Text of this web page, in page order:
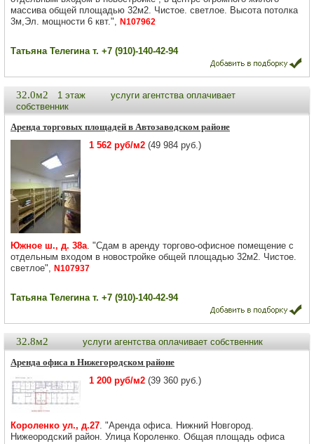
массива общей площадью 32м2. Чистое. светлое. Высота потолка
3м,Эл. мощности 6 квт.", N107962
Татьяна Телегина т. +7 (910)-140-42-94
32.0м2 1 этаж
услуги агентства оплачивает
собственник
Аренда торговых площадей в Автозаводском районе
1 562 руб/м2 (49 984 руб.)
Южное ш., д. 38а. "Сдам в аренду торгово-офисное помещение с
отдельным входом в новостройке общей площадью 32м2. Чистое.
светлое", N107937
Татьяна Телегина т. +7 (910)-140-42-94
32.8м2
услуги агентства оплачивает собственник
Аренда офиса в Нижегородском районе
1 200 руб/м2 (39 360 руб.)
Короленко ул., д.27. "Аренда офиса. Нижний Новгород.
Нижеородский район. Улица Короленко. Общая площадь офиса